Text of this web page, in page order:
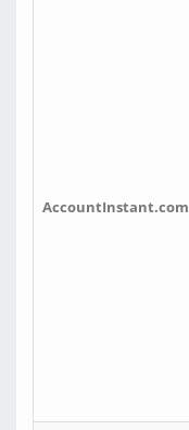
AccountInstant.com